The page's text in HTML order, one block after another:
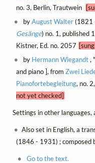
no. 3, Berlin, Trautwein
byAugust Walter(1821
Gesänge) no. 1, published
Kistner, Ed. no. 2057
by Hermann Wiegandt,
and piano ], from Zwei
Pianofortebegleitung, no.
not yet checked]
Settings in other
Also set in English, a
(1846 - 1931) ; composed
Go to the text.